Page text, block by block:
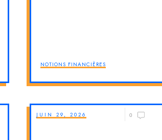
NOTIONS FINANCIÈRES
JUIN 29, 2026 0